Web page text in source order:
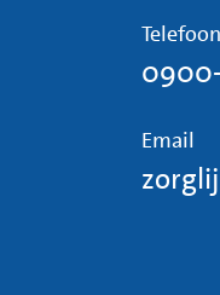
Telefoon
Email